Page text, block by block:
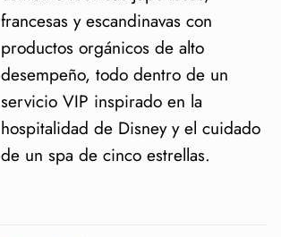
francesas y escandinavas con
productos orgánicos de alto
desempeño, todo dentro de un
servicio VIP inspirado en la
hospitalidad de Disney y el cuidado
de un spa de cinco estrellas.